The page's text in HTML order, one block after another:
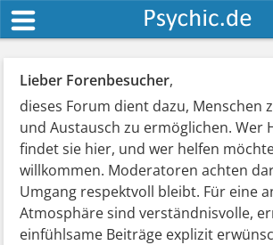
Lieber Forenbesucher,
dieses Forum dient dazu, Menschen
und Austausch zu ermöglichen. Wer
findet sie hier, und wer helfen
willkommen. Moderatoren achten
Umgang respektvoll bleibt. Für eine
Atmosphäre sind verständnisvolle,
einfühlsame Beiträge explizit